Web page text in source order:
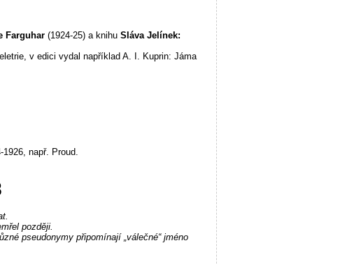
Farguhar(1924-25) a knihu Sláva Jelínek:
v edici vydal například A. I. Kuprin: Jáma
např. Proud.
později.
pseudonymy připomínají „válečné“ jméno